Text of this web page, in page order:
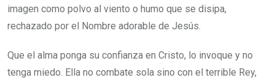
imagen como polvo al viento o humo que se disipa,
rechazado por el Nombre adorable de Jesús.
Que el alma ponga su confianza en Cristo, lo invoque y no
tenga miedo. Ella no combate sola sino con el terrible Rey,